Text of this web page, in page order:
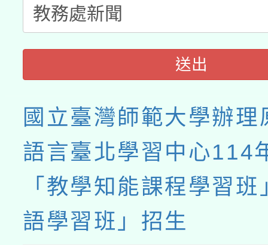
送出
國立臺灣師範大學辦理
語言臺北學習中心114
「教學知能課程學習
語學習班」招生